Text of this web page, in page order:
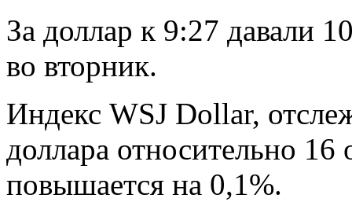
За доллар к 9:27 давали
во вторник.
Индекс WSJ Dollar,
доллара относительно
повышается на 0,1%.